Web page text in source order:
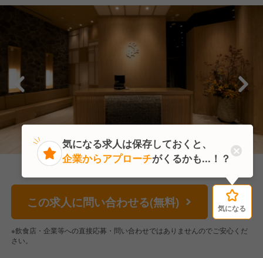
この求人に問い合わせる(無料) 気になる
※飲食店・企業等への直接応募・問い合わせではありませんのでご安心くだ
さい。
気になる
気になる求人は保存しておくと、
企業からアプローチがくるかも...！？